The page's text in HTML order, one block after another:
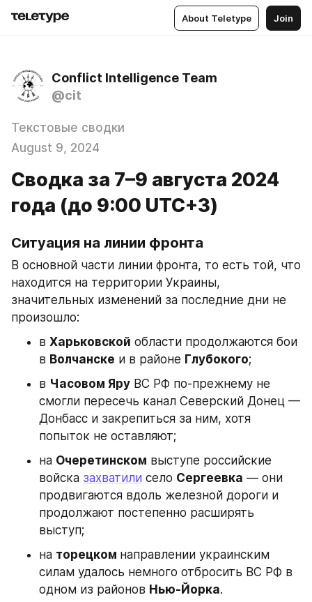
About Teletype Join
Conflict Intelligence Team
@cit
Текстовые сводки
August 9, 2024
Сводка за 7–9 августа 2024
года (до 9:00 UTC+3)
Ситуация на линии фронта
В основной части линии фронта, то есть той, что
находится на территории Украины,
значительных изменений за последние дни не
произошло:
в Харьковской области продолжаются бои
в Волчанске и в районе Глубокого;
в Часовом Яру ВС РФ по-прежнему не
смогли пересечь канал Северский Донец —
Донбасс и закрепиться за ним, хотя
попыток не оставляют;
на Очеретинском выступе российские
войска захватили село Сергеевка — они
продвигаются вдоль железной дороги и
продолжают постепенно расширять
выступ;
на торецком направлении украинским
силам удалось немного отбросить ВС РФ в
одном из районов Нью-Йорка.